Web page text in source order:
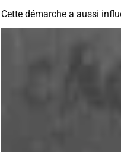
Cette démarche a aussi